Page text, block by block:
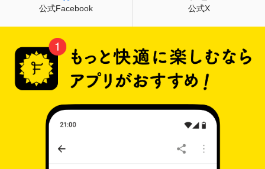
公式Facebook 公式X